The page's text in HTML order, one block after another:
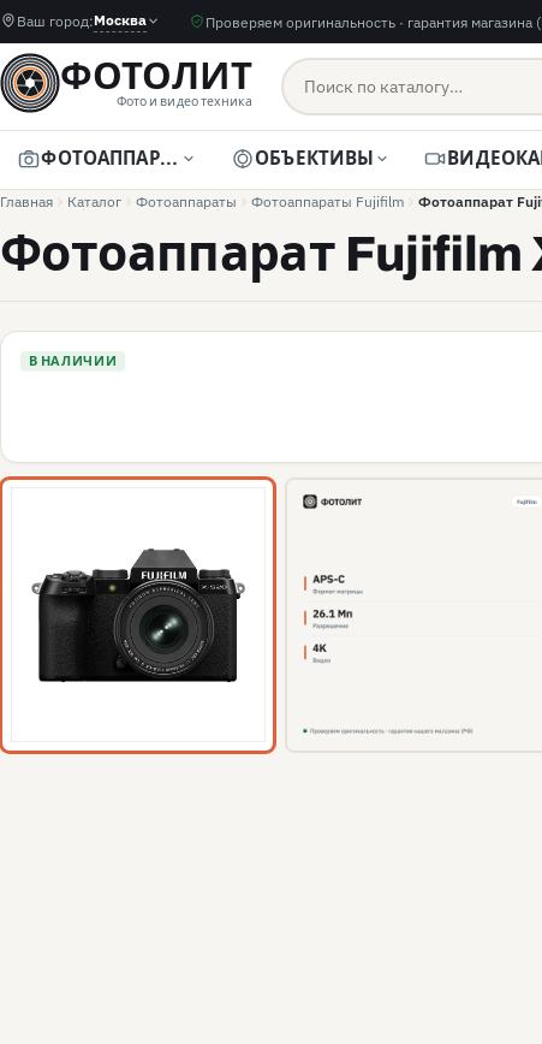
Ваш город:Москва Проверяем оригинальность · гарантия магазина
ФОТОЛИТ
Фото и видео техника
ФОТОАППАРАТЫ ОБЪЕКТИВЫ
Главная Каталог Фотоаппараты Фотоаппараты Fujifilm Фотоаппарат
Фотоаппарат Fujifilm
В НАЛИЧИИ